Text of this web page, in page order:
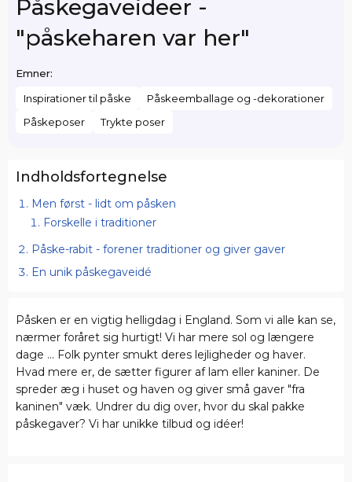
Påskegaveideer -
"påskeharen var her"
Emner:
Inspirationer til påske
Påskeemballage og -dekorationer
Påskeposer
Trykte poser
Indholdsfortegnelse
Men først - lidt om påsken
Forskelle i traditioner
Påske-rabit - forener traditioner og giver gaver
En unik påskegaveidé
Påsken er en vigtig helligdag i England. Som vi alle kan se,
nærmer foråret sig hurtigt! Vi har mere sol og længere
dage ... Folk pynter smukt deres lejligheder og haver.
Hvad mere er, de sætter figurer af lam eller kaniner. De
spreder æg i huset og haven og giver små gaver "fra
kaninen" væk. Undrer du dig over, hvor du skal pakke
påskegaver? Vi har unikke tilbud og idéer!